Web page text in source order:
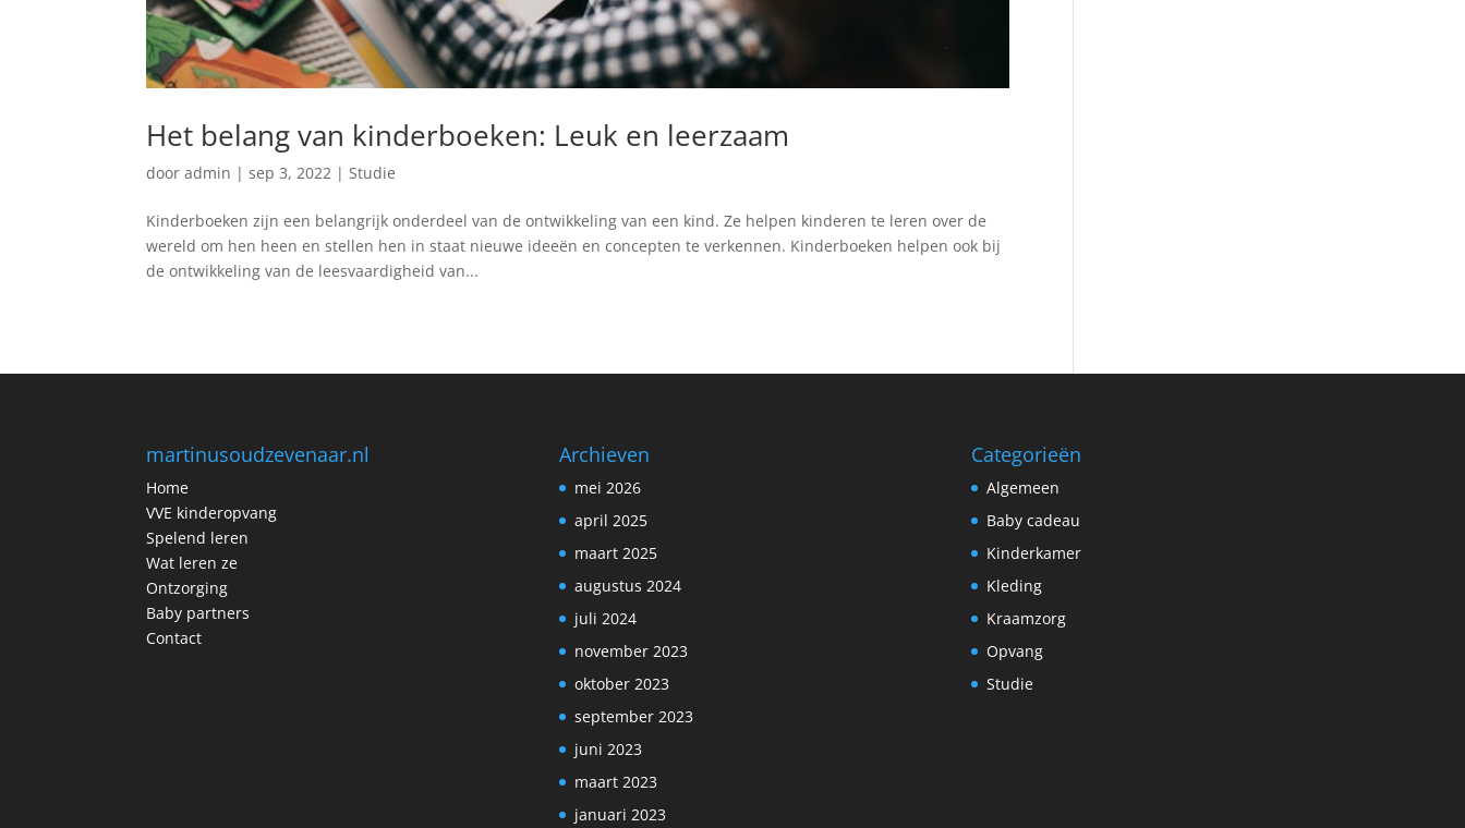
Het belang van kinderboeken: Leuk en leerzaam
dooradmin |sep 3, 2022 |Studie
Kinderboeken zijn een belangrijk onderdeel van de ontwikkeling van een kind. Ze helpen kinderen te leren over de
wereld om hen heen en stellen hen in staat nieuwe ideeën en concepten te verkennen. Kinderboeken helpen ook bij
de ontwikkeling van de leesvaardigheid van...
martinusoudzevenaar.nl
Home
VVE kinderopvang
Spelend leren
Wat leren ze
Ontzorging
Baby partners
Contact
Archieven
mei 2026
april 2025
maart 2025
augustus 2024
juli 2024
november 2023
oktober 2023
september 2023
juni 2023
maart 2023
januari 2023
Categorieën
Algemeen
Baby cadeau
Kinderkamer
Kleding
Kraamzorg
Opvang
Studie